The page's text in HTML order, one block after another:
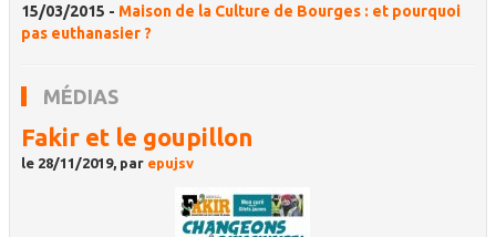
15/03/2015 - Maison de la Culture de Bourges : et pourquoi
pas euthanasier ?
MÉDIAS
Fakir et le goupillon
le 28/11/2019, par epujsv